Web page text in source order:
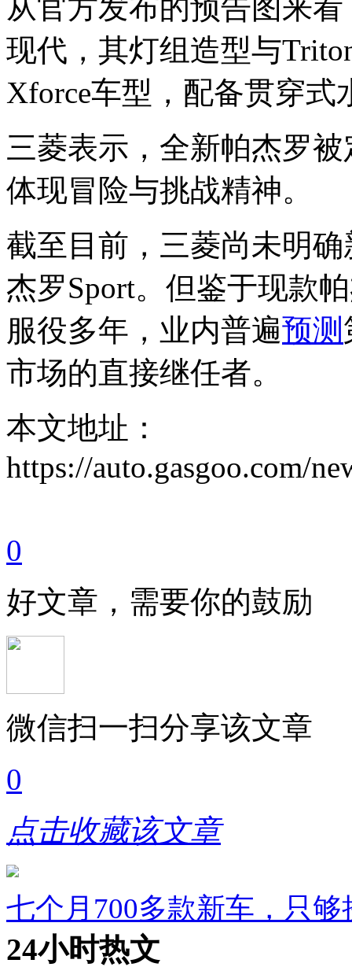
从官方发布的预告图来
现代，其灯组造型与
Xforce车型，配备贯穿
三菱表示，全新帕杰罗
体现冒险与挑战精神。
截至目前，三菱尚未明
杰罗Sport。但鉴于现款
服役多年，业内普遍预测
市场的直接继任者。
本文地址：
https://auto.gasgoo.com/
0
好文章，需要你的鼓励
微信扫一扫分享该文章
0
点击收藏该文章
七个月700多款新车，只
24小时热文